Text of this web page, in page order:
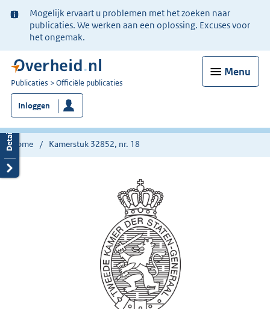
Ter
informatie:
Mogelijk ervaart u problemen met het zoeken naar
publicaties. We werken aan een oplossing. Excuses voor
het ongemak.
Menu
U
bent
nu
hier:
Publicaties Officiële publicaties
Inloggen
Home Kamerstuk 32852, nr. 18